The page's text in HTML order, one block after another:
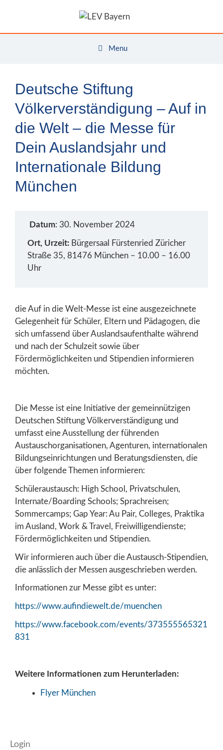
Menu
Deutsche Stiftung
Völkerverständigung – Auf in
die Welt – die Messe für
Dein Auslandsjahr und
Internationale Bildung
München
Datum: 30. November 2024
Ort, Urzeit: Bürgersaal Fürstenried Züricher
Straße 35, 81476 München – 10.00 – 16.00
Uhr
die Auf in die Welt-Messe ist eine ausgezeichnete
Gelegenheit für Schüler, Eltern und Pädagogen, die
sich umfassend über Auslandsaufenthalte während
und nach der Schulzeit sowie über
Fördermöglichkeiten und Stipendien informieren
möchten.
Die Messe ist eine Initiative der gemeinnützigen
Deutschen Stiftung Völkerverständigung und
umfasst eine Ausstellung der führenden
Austauschorganisationen, Agenturen, internationalen
Bildungseinrichtungen und Beratungsdiensten, die
über folgende Themen informieren:
Schüleraustausch: High School, Privatschulen,
Internate/Boarding Schools; Sprachreisen;
Sommercamps; Gap Year: Au Pair, Colleges, Praktika
im Ausland, Work & Travel, Freiwilligendienste;
Fördermöglichkeiten und Stipendien.
Wir informieren auch über die Austausch-Stipendien,
die anlässlich der Messen ausgeschrieben werden.
Informationen zur Messe gibt es unter:
https://www.aufindiewelt.de/muenchen
https://www.facebook.com/events/373555565321
831
Weitere Informationen zum Herunterladen:
Flyer München
Login